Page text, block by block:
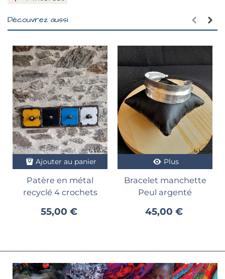
Découvrez aussi
Ajouter au panier
Patère en métal
recyclé 4 crochets
55,00 €
Plus
Bracelet manchette
Peul argenté
45,00 €